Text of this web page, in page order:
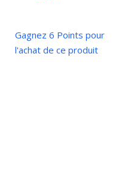
Gagnez 6 Points pour
l'achat de ce produit